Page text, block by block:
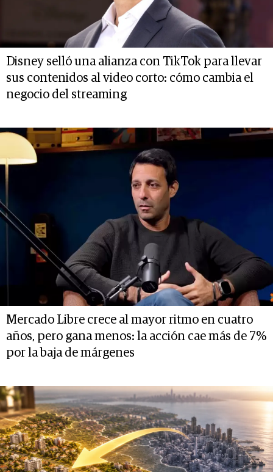
Disney selló una alianza con TikTok para llevar
sus contenidos al video corto: cómo cambia el
negocio del streaming
Mercado Libre crece al mayor ritmo en cuatro
años, pero gana menos: la acción cae más de 7%
por la baja de márgenes